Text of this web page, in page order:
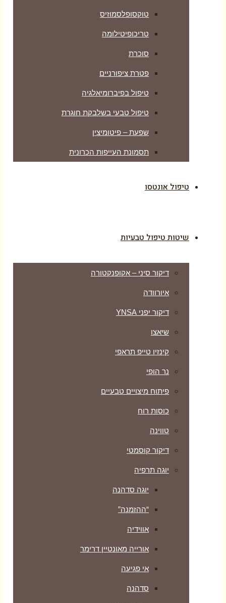
טוקסופלסמוזיס
טריכופיטילומה
סוכרת
פטרת ציפורניים
טיפול בפיברומיאלגיה
טיפול טבעי בשלבקת חוגרת
שפעת – פיטומיצין
תסמונת העייפות הכרונית
טיפול אונטסו
שיטות טיפול טבעיות
דיקור סיני – אקופנקטורה
איורוודה
דיקור יפני YNSA
שיאצו
קינזיו טייפ תראפי
נר הופי
פיתוח מיצויים טבעיים
כוסות רוח
טווינה
דיקור קוסמטי
יוגה תרפיה
יוגה סדהנה
“ההזמנה”
אווידיה
אורייה מאונטיין דרימר
אי פגיעה
סדהנה